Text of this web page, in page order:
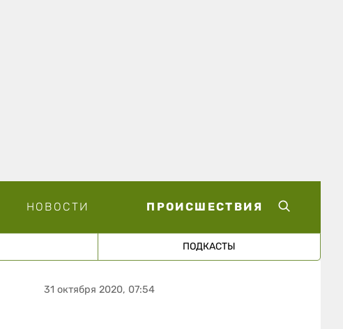
НОВОСТИ ПРОИСШЕСТВИЯ
ПОДКАСТЫ
31 октября 2020, 07:54